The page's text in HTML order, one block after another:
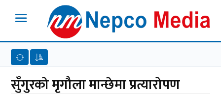
सुँगुरको मृगौला मान्छेमा प्रत्यारोपण